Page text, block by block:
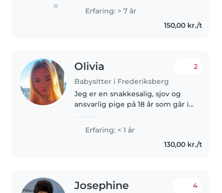
(1)
learn, play, and grow. As one of
the oldest siblings, I've been the
Erfaring: > 7 år
150,00 kr./t
Olivia
Babysitter i Frederiksberg
2
Jeg er en snakkesalig, sjov og
ansvarlig pige på 18 år som går i
Jeg elsker at arbejde med børn,
og har selv passet min fætter i
Erfaring: < 1 år
130,00 kr./t
Josephine
4